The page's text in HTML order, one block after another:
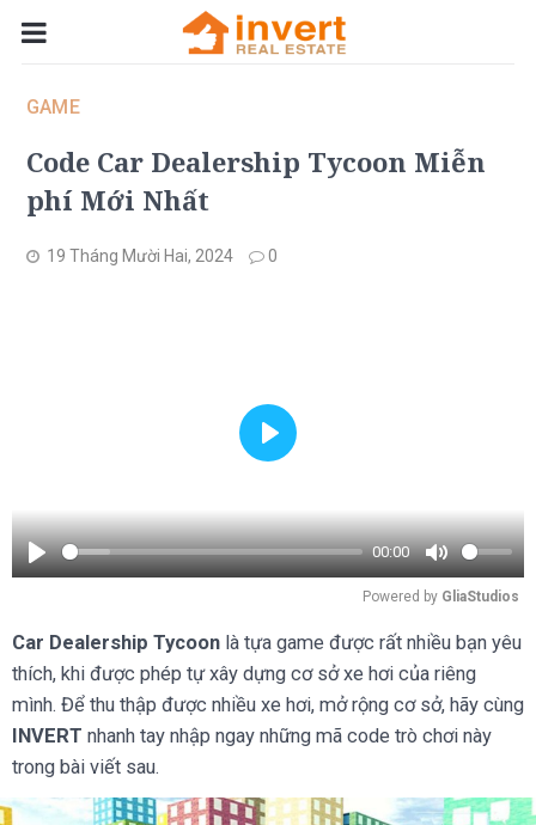
GAME
Code Car Dealership Tycoon Miễn
phí Mới Nhất
19 Tháng Mười Hai, 2024 0
Play
00:00
Mute
Play
Powered by GliaStudios
Car Dealership Tycoon là tựa game được rất nhiều bạn yêu
thích, khi được phép tự xây dựng cơ sở xe hơi của riêng
mình. Để thu thập được nhiều xe hơi, mở rộng cơ sở, hãy cùng
INVERT nhanh tay nhập ngay những mã code trò chơi này
trong bài viết sau.